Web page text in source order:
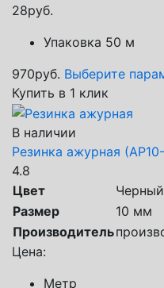
28руб.
Упаковка 50 м
970руб. Выберите
Купить в 1 клик
В наличии
Резинка ажурная
4.8
Цвет
Черный
Размер
10 мм
Производитель
Цена:
Метр